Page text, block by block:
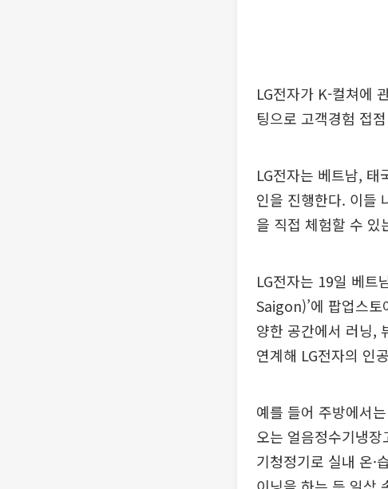
LG전자가 K-컬쳐에
팅으로 고객경험 접
LG전자는 베트남, 태
인을 진행한다. 이들
을 직접 체험할 수 있
LG전자는 19일 베트
Saigon)’에 팝업스
양한 공간에서 러닝,
연계해 LG전자의 인
예를 들어 주방에서
오는 얼음정수기냉
기청정기로 실내 온·